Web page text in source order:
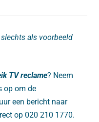
als voorbeeld
TV reclame? Neem
op om de
een bericht naar
op 020 210 1770.